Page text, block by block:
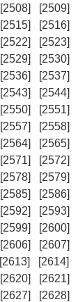
[2508] [2509]
[2515] [2516]
[2522] [2523]
[2529] [2530]
[2536] [2537]
[2543] [2544]
[2550] [2551]
[2557] [2558]
[2564] [2565]
[2571] [2572]
[2578] [2579]
[2585] [2586]
[2592] [2593]
[2599] [2600]
[2606] [2607]
[2613] [2614]
[2620] [2621]
[2627] [2628]